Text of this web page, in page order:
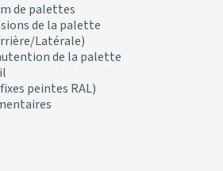
de palettes
de la palette
Latérale)
de la palette
peintes RAL)